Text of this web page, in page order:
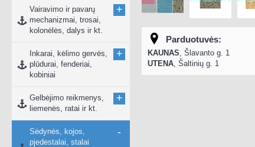
Vairavimo ir pavarų
mechanizmai, trosai,
kolonėlės, dalys ir kt.
+
Inkarai, kėlimo gervės,
plūdurai, fenderiai,
kobiniai
+
Gelbėjimo reikmenys,
liemenės, ratai ir kt.
+
Sėdynės, kojos,
pjedestalai, stalai
-
Parduotuvės:
KAUNAS, Šlavanto g. 1
UTENA, Šaltinių g. 1